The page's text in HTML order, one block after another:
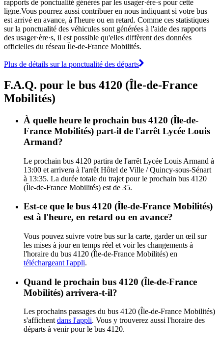
rapports de ponctualité générés par les usager·ère·s pour cette
ligne.Vous pourrez aussi contribuer en nous indiquant si votre bus
est arrivé en avance, à l'heure ou en retard. Comme ces statistiques
sur la ponctualité des véhicules sont générées à l'aide des rapports
des usager·ère·s, il est possible qu'elles diffèrent des données
officielles du réseau Île-de-France Mobilités.
Plus de détails sur la ponctualité des départs
F.A.Q. pour le bus 4120 (Île-de-France
Mobilités)
À quelle heure le prochain bus 4120 (Île-de-
France Mobilités) part-il de l'arrêt Lycée Louis
Armand?
Le prochain bus 4120 partira de l'arrêt Lycée Louis Armand à
13:00 et arrivera à l'arrêt Hôtel de Ville / Quincy-sous-Sénart
à 13:35. La durée totale du trajet pour le prochain bus 4120
(Île-de-France Mobilités) est de 35.
Est-ce que le bus 4120 (Île-de-France Mobilités)
est à l'heure, en retard ou en avance?
Vous pouvez suivre votre bus sur la carte, garder un œil sur
les mises à jour en temps réel et voir les changements à
l'horaire du bus 4120 (Île-de-France Mobilités) en
téléchargeant l'appli.
Quand le prochain bus 4120 (Île-de-France
Mobilités) arrivera-t-il?
Les prochains passages du bus 4120 (Île-de-France Mobilités)
s'affichent dans l'appli. Vous y trouverez aussi l'horaire des
départs à venir pour le bus 4120.